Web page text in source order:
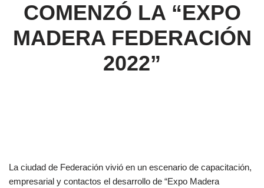
COMENZÓ LA “EXPO
MADERA FEDERACIÓN
2022”
La ciudad de Federación vivió en un escenario de capacitación,
empresarial y contactos el desarrollo de “Expo Madera